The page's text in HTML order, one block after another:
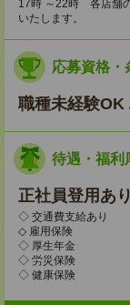
17時 ～22時 各店舗
いたします。
応募資格・
職種未経験OK
待遇・福利
正社員登用あり
◇ 交通費支給あり
◇ 雇用保険
◇ 厚生年金
◇ 労災保険
◇ 健康保険